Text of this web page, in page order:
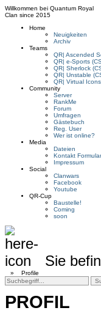
Willkommen bei Quantum Royal
Clan since 2015
Home
Neuigkeiten
Archiv
Teams
QR| Ascended
QR| e-Sports
QR| Sherlock
QR| Unstable
QR| Virtual
Community
Server
RankMe
Forum
Umfragen
Gästebuch
Reg. User
Wer ist online?
Media
Dateien
Kontakt Formular
Impressum
Social
Clanwars
Facebook
Youtube
QR-Cup
Baustelle!
Coming
soon
Sie
» Profile
PROFIL